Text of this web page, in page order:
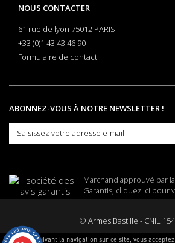
En poursuivant la navigation sur ce site, vous
NOUS CONTACTER
61 rue de lyon 75012 PARIS
+33 (0)1 43 43 46 90
Formulaire de contact
ABONNEZ-VOUS À NOTRE NEWSLETTER !
Marchand approuvé par
Garantis, cliquez ici pour
© Armes Bastille - CNIL